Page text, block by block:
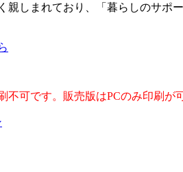
親しまれており、「暮らしのサポ
不可です。販売版はPCのみ印刷が